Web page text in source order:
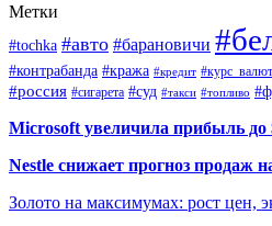
Метки
#tochka #авто #барановичи
#контрабанда #кража #кредит #курс_валют
#россия #сигарета #суд #такси #топливо
Microsoft увеличила прибыль
Nestle снижает прогноз продаж
Золото на максимумах: рост цен,